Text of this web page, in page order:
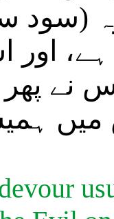
سے)
اور
نے پھر